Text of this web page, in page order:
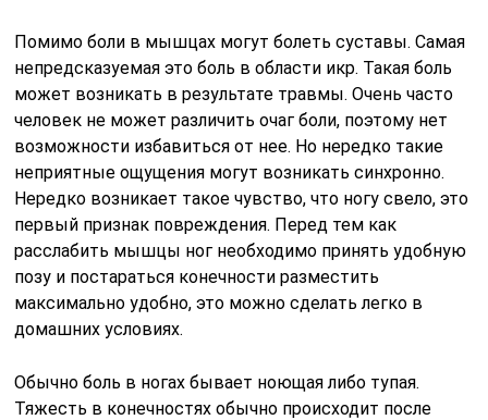
Помимо боли в мышцах могут болеть суставы. Самая
непредсказуемая это боль в области икр. Такая боль
может возникать в результате травмы. Очень часто
человек не может различить очаг боли, поэтому нет
возможности избавиться от нее. Но нередко такие
неприятные ощущения могут возникать синхронно.
Нередко возникает такое чувство, что ногу свело, это
первый признак повреждения. Перед тем как
расслабить мышцы ног необходимо принять удобную
позу и постараться конечности разместить
максимально удобно, это можно сделать легко в
домашних условиях.
Обычно боль в ногах бывает ноющая либо тупая.
Тяжесть в конечностях обычно происходит после